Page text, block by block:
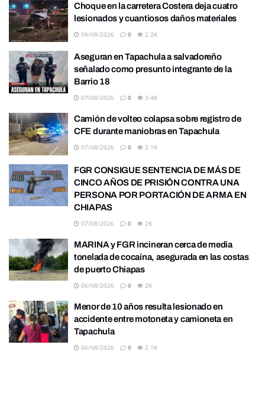
Choque en la carretera Costera deja cuatro
lesionados y cuantiosos daños materiales
08/08/2026 0 2.2K
Aseguran en Tapachula a salvadoreño
señalado como presunto integrante de la
Barrio 18
07/08/2026 0 3.4K
Camión de volteo colapsa sobre registro de
CFE durante maniobras en Tapachula
07/08/2026 0 2.1K
FGR CONSIGUE SENTENCIA DE MÁS DE
CINCO AÑOS DE PRISIÓN CONTRA UNA
PERSONA POR PORTACIÓN DE ARMA EN
CHIAPAS
07/08/2026 0 2K
MARINA y FGR incineran cerca de media
tonelada de cocaína, asegurada en las costas
de puerto Chiapas
06/08/2026 0 2K
Menor de 10 años resulta lesionado en
accidente entre motoneta y camioneta en
Tapachula
06/08/2026 0 2.1K